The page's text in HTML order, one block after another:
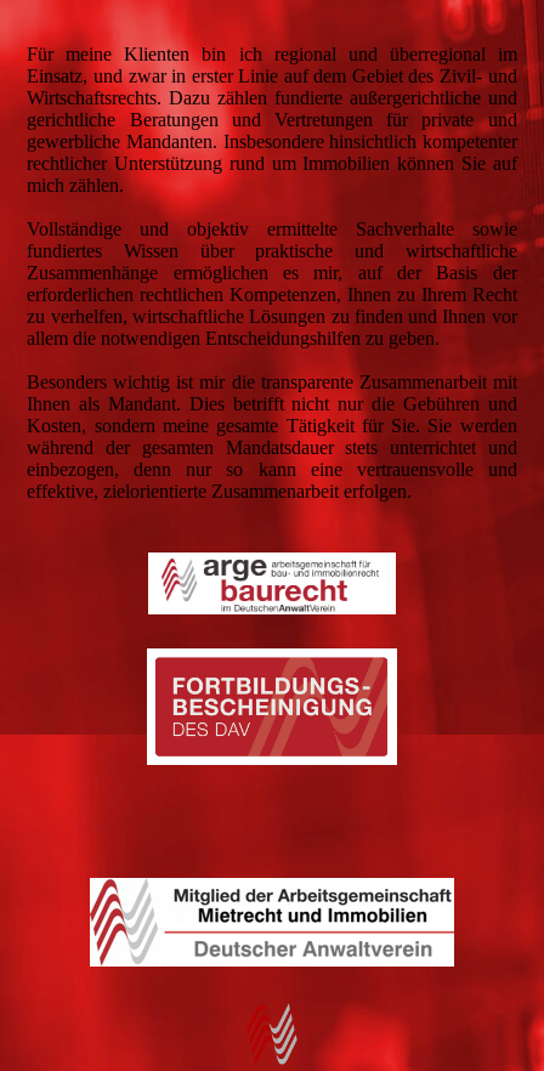
Für meine Klienten bin ich regional und überregional im
Einsatz, und zwar in erster Linie auf dem Gebiet des Zivil- und
Wirtschaftsrechts. Dazu zählen fundierte außergerichtliche und
gerichtliche Beratungen und Vertretungen für private und
gewerbliche Mandanten. Insbesondere hinsichtlich kompetenter
rechtlicher Unterstützung rund um Immobilien können Sie auf
mich zählen.
Vollständige und objektiv ermittelte Sachverhalte sowie
fundiertes Wissen über praktische und wirtschaftliche
Zusammenhänge ermöglichen es mir, auf der Basis der
erforderlichen rechtlichen Kompetenzen, Ihnen zu Ihrem Recht
zu verhelfen, wirtschaftliche Lösungen zu finden und Ihnen vor
allem die notwendigen Entscheidungshilfen zu geben.
Besonders wichtig ist mir die transparente Zusammenarbeit mit
Ihnen als Mandant. Dies betrifft nicht nur die Gebühren und
Kosten, sondern meine gesamte Tätigkeit für Sie. Sie werden
während der gesamten Mandatsdauer stets unterrichtet und
einbezogen, denn nur so kann eine vertrauensvolle und
effektive, zielorientierte Zusammenarbeit erfolgen.